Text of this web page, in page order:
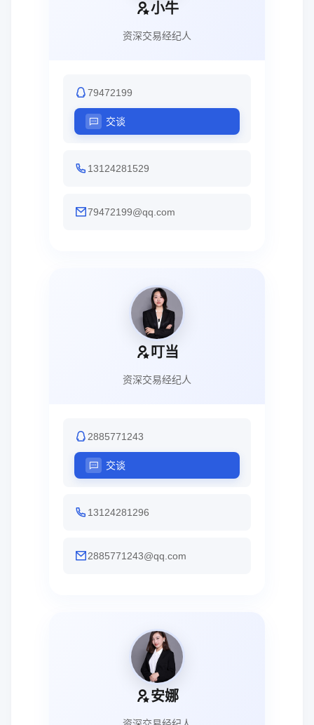
小牛
资深交易经纪人
79472199
交谈
13124281529
79472199@qq.com
叮当
资深交易经纪人
2885771243
交谈
13124281296
2885771243@qq.com
安娜